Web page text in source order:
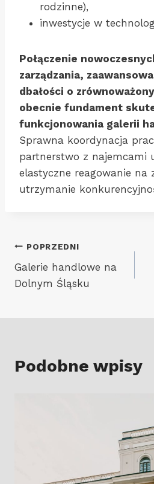
rodzinne),
inwestycje w
Połączenie
zarządzania,
dbałości o
obecnie fundament
funkcjonowania galerii
Sprawna koordynacja
partnerstwo z najemcami
elastyczne reagowanie na
utrzymanie
Nawigacja
wpisu
POPRZEDNI
Galerie handlowe na
Dolnym Śląsku
Podobne wpisy